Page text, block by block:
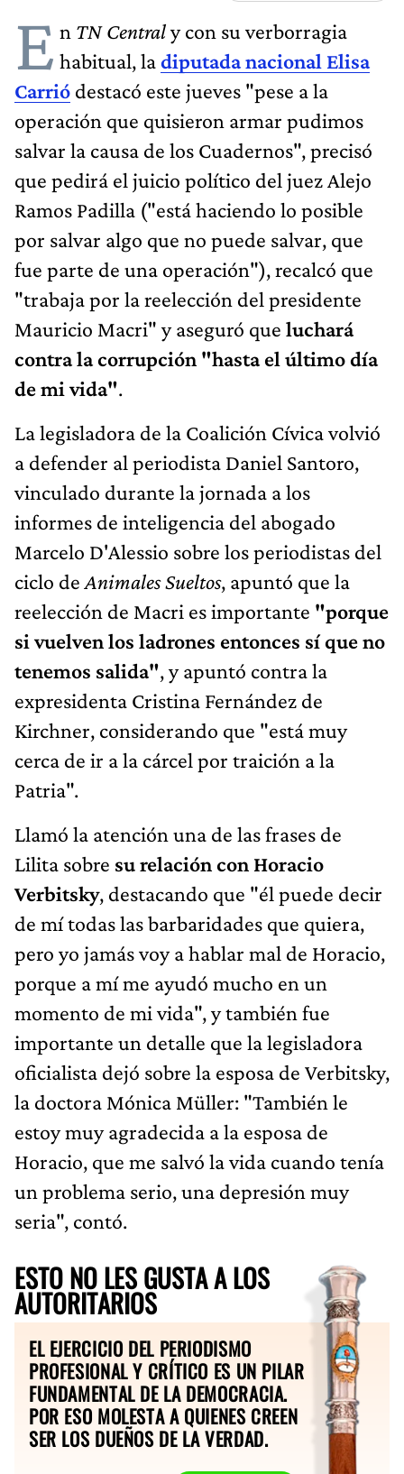
E n TN Centraly con su verborragia
habitual, ladiputada nacional Elisa
Carrió destacó este jueves "pese a la
operación que quisieron armar pudimos
salvar la causa de los Cuadernos", precisó
que pedirá el juicio político del juez Alejo
Ramos Padilla ("está haciendo lo posible
por salvar algo que no puede salvar, que
fue parte de una operación"), recalcó que
"trabaja por la reelección del presidente
Mauricio Macri" y aseguró que luchará
contra la corrupción "hasta el último día
de mi vida".
La legisladora de la Coalición Cívica volvió
a defender al periodista Daniel Santoro,
vinculado durante la jornada a los
informes de inteligencia del abogado
Marcelo D'Alessio sobre los periodistas del
ciclo de Animales Sueltos, apuntó que la
reelección de Macri es importante "porque
si vuelven los ladrones entonces sí que no
tenemos salida", y apuntó contra la
expresidenta Cristina Fernández de
Kirchner, considerando que "está muy
cerca de ir a la cárcel por traición a la
Patria".
Llamó la atención una de las frases de
Lilita sobre su relación con Horacio
Verbitsky, destacando que "él puede decir
de mí todas las barbaridades que quiera,
pero yo jamás voy a hablar mal de Horacio,
porque a mí me ayudó mucho en un
momento de mi vida", y también fue
importante un detalle que la legisladora
oficialista dejó sobre la esposa de Verbitsky,
la doctora Mónica Müller: "También le
estoy muy agradecida a la esposa de
Horacio, que me salvó la vida cuando tenía
un problema serio, una depresión muy
seria", contó.
ESTO NO LES GUSTA A LOS
AUTORITARIOS
EL EJERCICIO DEL PERIODISMO
PROFESIONAL Y CRÍTICO ES UN PILAR
FUNDAMENTAL DE LA DEMOCRACIA.
POR ESO MOLESTA A QUIENES CREEN
SER LOS DUEÑOS DE LA VERDAD.